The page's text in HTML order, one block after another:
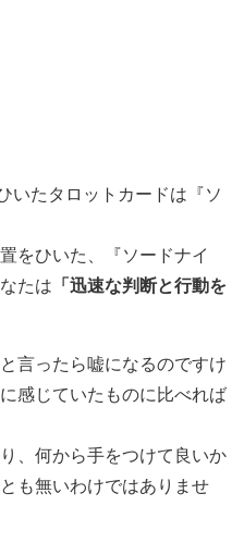
いたタロットカードは『ソ
をひいた、『ソードナイ
たは 「迅速な判断と行動を
言ったら嘘になるのですけ
感じていたものに比べれば
、何から手をつけて良いか
も無いわけではありませ